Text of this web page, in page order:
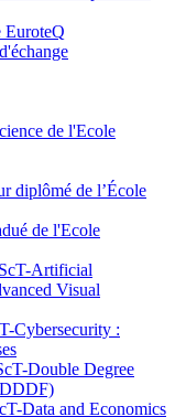
de l'Ecole
diplômé de l’École
de l'Ecole
Artificial
Visual
Cybersecurity :
Double Degree
Data and Economics